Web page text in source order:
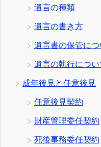
遺言の種類
遺言の書き方
遺言書の保管につ
遺言の執行につい
成年後見と任意後見
任意後見契約
財産管理委任契約
死後事務委任契約